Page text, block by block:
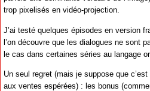
trop pixelisés en vidéo-projection.
J’ai testé quelques épisodes en version
l’on découvre que les dialogues ne sont
le cas dans certaines séries au langage
Un seul regret (mais je suppose que
aux ventes espérées) : les bonus